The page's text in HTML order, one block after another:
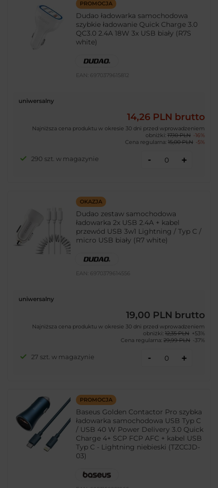
PROMOCJA
Dudao ładowarka samochodowa
szybkie ładowanie Quick Charge 3.0
QC3.0 2.4A 18W 3x USB biały (R7S
white)
EAN: 6970379615812
uniwersalny
14,26 PLN brutto
Najniższa cena produktu w okresie 30 dni przed wprowadzeniem
obniżki: 17,10 PLN -16%
Cena regularna: 15,00 PLN -5%
290 szt. w magazynie - +
OKAZJA
Dudao zestaw samochodowa
ładowarka 2x USB 2.4A + kabel
przewód USB 3w1 Lightning / Typ C /
micro USB biały (R7 white)
EAN: 6970379614556
uniwersalny
19,00 PLN brutto
Najniższa cena produktu w okresie 30 dni przed wprowadzeniem
obniżki: 12,35 PLN +53%
Cena regularna: 29,99 PLN -37%
27 szt. w magazynie - +
PROMOCJA
Baseus Golden Contactor Pro szybka
ładowarka samochodowa USB Typ C
/ USB 40 W Power Delivery 3.0 Quick
Charge 4+ SCP FCP AFC + kabel USB
Typ C - Lightning niebieski (TZCCJD-
03)